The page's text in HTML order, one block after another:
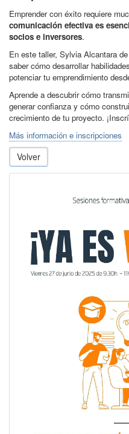
Emprender con éxito requiere
comunicación efectiva es
socios e inversores.
En este taller, Sylvia Alcantara
saber cómo desarrollar
potenciar tu emprendimiento
Aprende a descubrir cómo
generar confianza y cómo
crecimiento de tu proyecto.
Más información e inscripciones
Volver